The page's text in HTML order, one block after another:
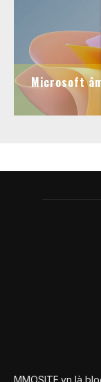
Microsoft
MMOSITE.vn là